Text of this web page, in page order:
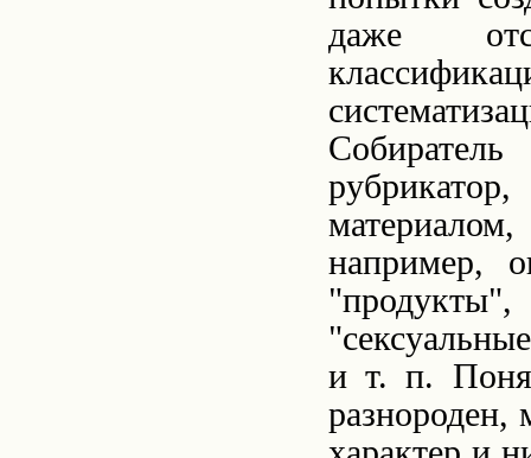
даже
например,
и т. п.
разнороден,